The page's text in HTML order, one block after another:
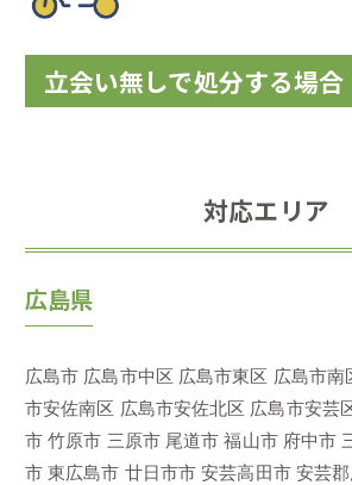
立会い無しで処分する場合
対応エリア
広島県
広島市 広島市中区 広島市東区 広島市南
市安佐南区 広島市安佐北区 広島市安芸
市 竹原市 三原市 尾道市 福山市 府中市
市 東広島市 廿日市市 安芸高田市 安芸